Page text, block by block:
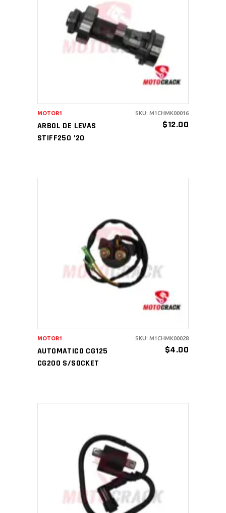
AÑADIR AL CARRITO
ARBOL DE LEVAS
STIFF250 ’20
$12.00
MOTOR1 SKU: M1CHMK00016
AÑADIR AL CARRITO
AUTOMATICO CG125
CG200 S/SOCKET
$4.00
MOTOR1 SKU: M1CHMK00028
AÑADIR AL CARRITO